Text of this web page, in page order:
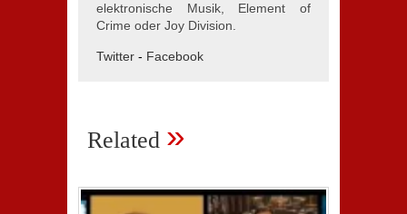
elektronische Musik, Element of
Crime oder Joy Division.
Twitter - Facebook
Related »